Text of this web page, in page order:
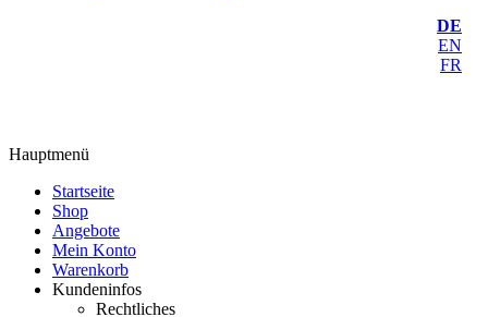
DE
EN
FR
Hauptmenü
Startseite
Shop
Angebote
Mein Konto
Warenkorb
Kundeninfos
Rechtliches